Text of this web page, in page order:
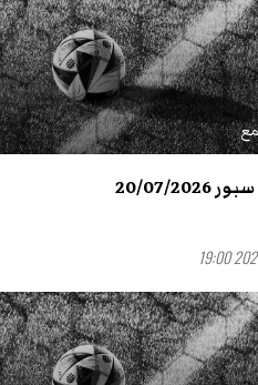
07/2026